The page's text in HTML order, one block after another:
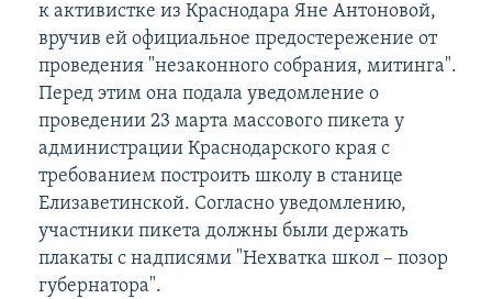
к активистке из Краснодара Яне Антоновой,
вручив ей официальное предостережение от
проведения "незаконного собрания, митинга".
Перед этим она подала уведомление о
проведении 23 марта массового пикета у
администрации Краснодарского края с
требованием построить школу в станице
Елизаветинской. Согласно уведомлению,
участники пикета должны были держать
плакаты с надписями "Нехватка школ – позор
губернатора".